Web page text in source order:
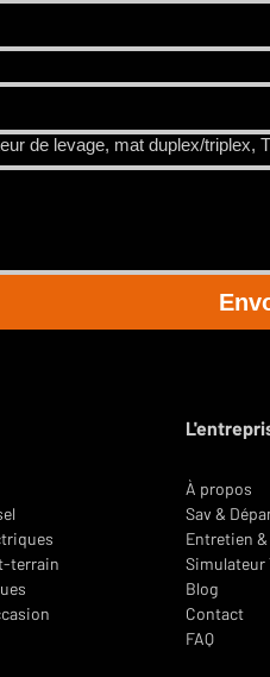
Configuration Standard
6m)
2250 mm (Passage de
exceptionnelle pour un
Pneus Pleins (Solid
6780 kg (Version
à 6000€ de carburant par an.
sans vibrations et sans gaz
l'industrie.
de levage, mat duplex/triplex,
terrain
À propos
Sav &
Entretien &
Simulateur
Blog
Contact
FAQ